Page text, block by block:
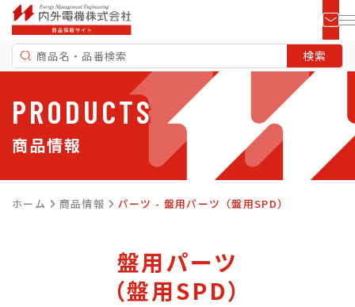
PRODUCTS
商品情報
ホーム 商品情報 パーツ - 盤用パーツ（盤用SPD）
盤用パーツ
（盤用SPD）